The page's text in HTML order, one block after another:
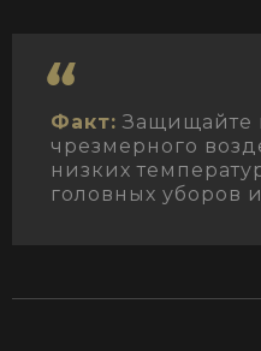
Факт: Защищайте
чрезмерного
низких
головных уборов